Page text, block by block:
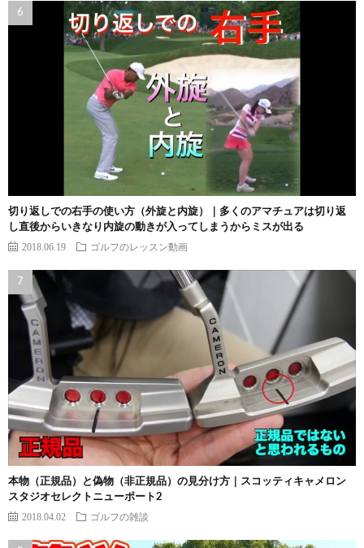
切り返しでの右手の使い方（外旋と内旋）｜多くのアマチュアは切り返
し直後からいきなり内旋の動きが入ってしまうからミスが出る
2018.06.19 ゴルフのレッスン動画
本物（正規品）と偽物（非正規品）の見分け方｜スコッティキャメロン
スタジオセレクトニューポート2
2018.04.02 ゴルフの雑談